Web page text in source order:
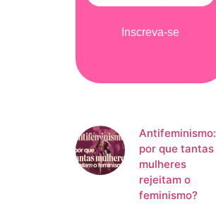
Inscreva-se
Antifeminismo:
por que tantas
mulheres
rejeitam o
feminismo?